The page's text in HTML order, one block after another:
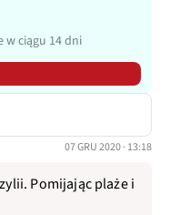
w ciągu 14 dni
07 GRU 2020 · 13:18
Pomijając plaże i